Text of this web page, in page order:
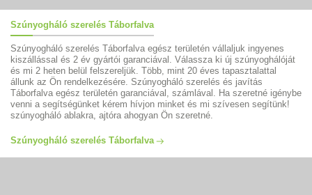
Szúnyogháló szerelés Táborfalva
Szúnyogháló szerelés Táborfalva egész területén vállaljuk ingyenes
kiszállással és 2 év gyártói garanciával. Válassza ki új szúnyoghálóját
és mi 2 heten belül felszereljük. Több, mint 20 éves tapasztalattal
állunk az Ön rendelkezésére. Szúnyogháló szerelés és javítás
Táborfalva egész területén garanciával, számlával. Ha szeretné igénybe
venni a segítségünket kérem hívjon minket és mi szívesen segítünk!
szúnyogháló ablakra, ajtóra ahogyan Ön szeretné.
Szúnyogháló szerelés Táborfalva